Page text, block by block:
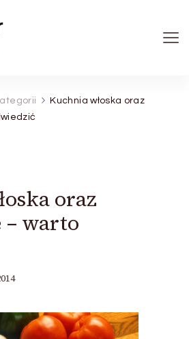
Kuchnia włoska oraz
oraz
– warto